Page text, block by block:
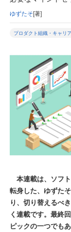
ゆずたそ[著]
プロダクト組織・キャリア
本連載は、ソフ
転身した、ゆずた
り、切り替えるべ
く連載です。最終
ピックの一つでも